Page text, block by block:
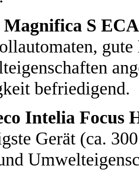
S
befriedigend.
Intelia Focus
Gerät (ca.